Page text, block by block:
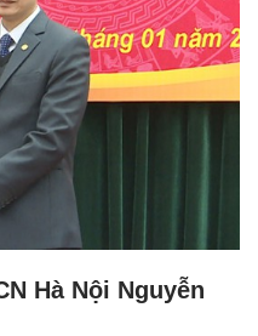
Hà Nội Nguyễn